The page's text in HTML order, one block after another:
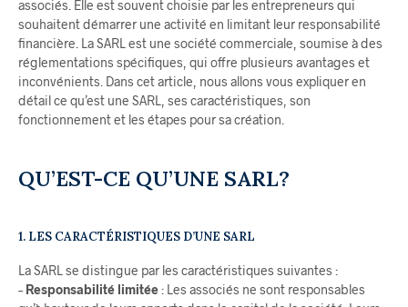
associés. Elle est souvent choisie par les entrepreneurs qui
souhaitent démarrer une activité en limitant leur responsabilité
financière. La SARL est une société commerciale, soumise à des
réglementations spécifiques, qui offre plusieurs avantages et
inconvénients. Dans cet article, nous allons vous expliquer en
détail ce qu’est une SARL, ses caractéristiques, son
fonctionnement et les étapes pour sa création.
QU’EST-CE QU’UNE SARL?
1. LES CARACTÉRISTIQUES D’UNE SARL
La SARL se distingue par les caractéristiques suivantes :
– Responsabilité limitée: Les associés ne sont responsables